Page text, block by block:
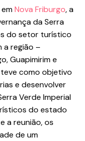
Nova Friburgo, a
da Serra
do setor turístico
a região –
Guapimirim e
como objetivo
e desenvolver
Verde Imperial
do estado
a reunião, os
de um